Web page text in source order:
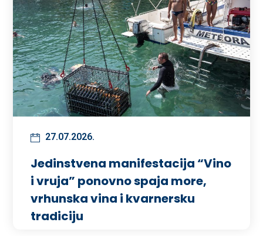
27.07.2026.
Jedinstvena manifestacija “Vino
i vruja” ponovno spaja more,
vrhunska vina i kvarnersku
tradiciju